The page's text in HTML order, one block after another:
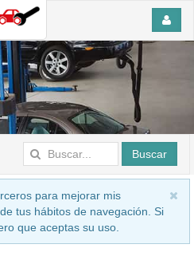
Buscar
para mejorar mis
tus hábitos de navegación. Si
que aceptas su uso.